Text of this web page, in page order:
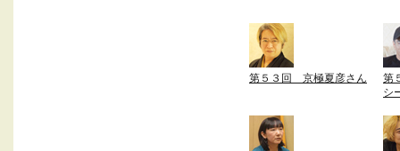
第５３回 京極夏彦さん
第
シ